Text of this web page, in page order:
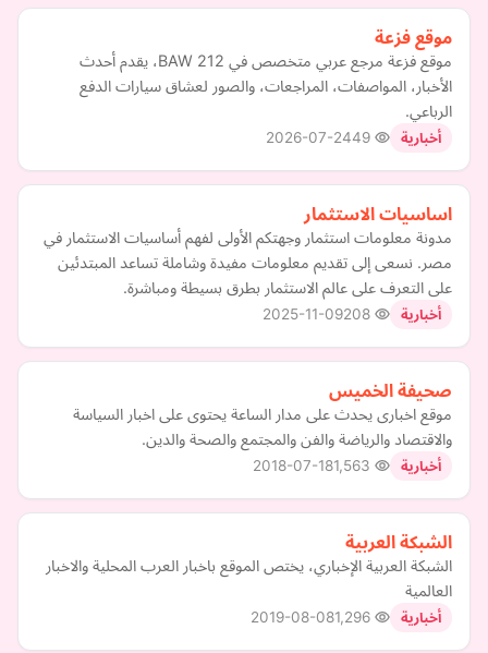
موقع فزعة
موقع فزعة مرجع عربي متخصص في BAW 212، يقدم أحدث
الأخبار، المواصفات، المراجعات، والصور لعشاق سيارات الدفع
الرباعي.
أخبارية 2026-07-24
اساسيات الاستثمار
مدونة معلومات استثمار وجهتكم الأولى لفهم أساسيات الاستثمار في
مصر. نسعى إلى تقديم معلومات مفيدة وشاملة تساعد المبتدئين
على التعرف على عالم الاستثمار بطرق بسيطة ومباشرة.
أخبارية 2025-11-09
صحيفة الخميس
موقع اخبارى يحدث على مدار الساعة يحتوى على اخبار السياسة
والاقتصاد والرياضة والفن والمجتمع والصحة والدين.
أخبارية 2018-07-18
الشبكة العربية
الشبكة العربية الإخباري، يختص الموقع باخبار العرب المحلية والاخبار
العالمية
أخبارية 2019-08-08